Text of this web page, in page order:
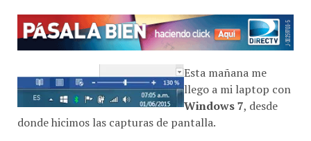
Esta mañana me
llego a mi laptop con
Windows 7 , desde
donde hicimos las capturas de pantalla.